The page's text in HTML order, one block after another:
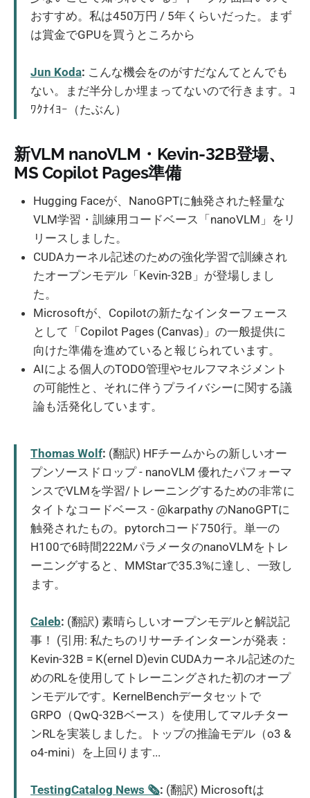
おすすめ。私は450万円 / 5年くらいだった。まず
は賞金でGPUを買うところから
Jun Koda: こんな機会をのがすだなんてとんでも
ない。まだ半分しか埋まってないので行きます。ｺ
ﾜｸﾅｲﾖｰ（たぶん）
新VLM nanoVLM・Kevin-32B登場、
MS Copilot Pages準備
Hugging Faceが、NanoGPTに触発された軽量な
VLM学習・訓練用コードベース「nanoVLM」をリ
リースしました。
CUDAカーネル記述のための強化学習で訓練され
たオープンモデル「Kevin-32B」が登場しまし
た。
Microsoftが、Copilotの新たなインターフェース
として「Copilot Pages (Canvas)」の一般提供に
向けた準備を進めていると報じられています。
AIによる個人のTODO管理やセルフマネジメント
の可能性と、それに伴うプライバシーに関する議
論も活発化しています。
Thomas Wolf: (翻訳) HFチームからの新しいオー
プンソースドロップ - nanoVLM 優れたパフォーマ
ンスでVLMを学習/トレーニングするための非常に
タイトなコードベース - @karpathy のNanoGPTに
触発されたもの。pytorchコード750行。単一の
H100で6時間222MパラメータのnanoVLMをトレ
ーニングすると、MMStarで35.3%に達し、一致し
ます。
Caleb: (翻訳) 素晴らしいオープンモデルと解説記
事！ (引用: 私たちのリサーチインターンが発表：
Kevin-32B = K(ernel D)evin CUDAカーネル記述のた
めのRLを使用してトレーニングされた初のオープ
ンモデルです。KernelBenchデータセットで
GRPO（QwQ-32Bベース）を使用してマルチター
ンRLを実装しました。トップの推論モデル（o3 &
o4-mini）を上回ります...
TestingCatalog News 🗞: (翻訳) Microsoftは